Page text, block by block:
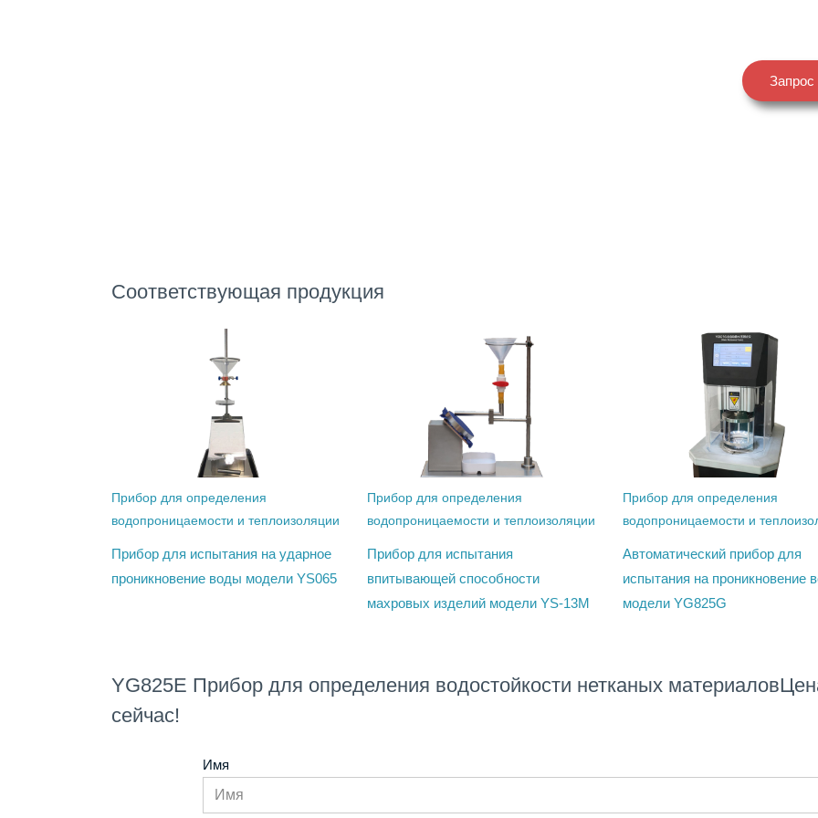
Соответствующая продукция
Прибор для определения
водопроницаемости и теплоизоляции
Прибор для испытания на ударное
проникновение воды модели YS065
Прибор для определения
водопроницаемости и теплоизоляции
Прибор для испытания
впитывающей способности
махровых изделий модели YS-13M
Прибор для определения
водопроницаемости и
Автоматический прибор для
испытания на проникновение
модели YG825G
YG825E Прибор для определения водостойкости нетканых
сейчас!
Имя